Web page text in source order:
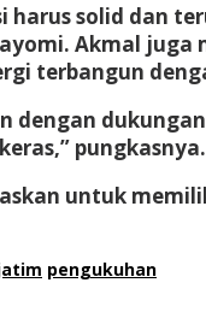
harus solid dan
Akmal
terbangun
dengan
pungkasnya.
untuk
pengukuhan